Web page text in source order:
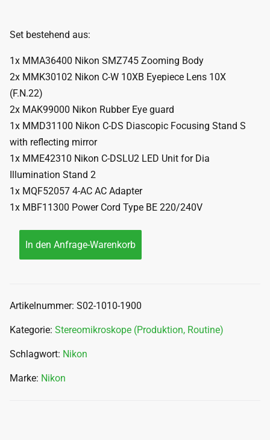
Set bestehend aus:
1x MMA36400 Nikon SMZ745 Zooming Body
2x MMK30102 Nikon C-W 10XB Eyepiece Lens 10X
(F.N.22)
2x MAK99000 Nikon Rubber Eye guard
1x MMD31100 Nikon C-DS Diascopic Focusing Stand S
with reflecting mirror
1x MME42310 Nikon C-DSLU2 LED Unit for Dia
Illumination Stand 2
1x MQF52057 4-AC AC Adapter
1x MBF11300 Power Cord Type BE 220/240V
In den Anfrage-Warenkorb
Artikelnummer: S02-1010-1900
Kategorie: Stereomikroskope (Produktion, Routine)
Schlagwort: Nikon
Marke: Nikon